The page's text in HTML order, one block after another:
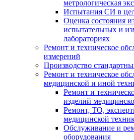
метрологическая
Испытания СИ в
Оценка состояния
испытательных и
лабораториях
Ремонт и техническое
измерений
Производство
Ремонт и техническое
медицинской и иной
Ремонт и
изделий
Ремонт, ТО,
медицинской
Обслуживание и
оборудования